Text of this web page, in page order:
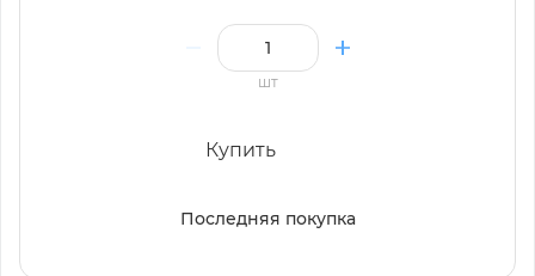
шт
Купить
Последняя покупка